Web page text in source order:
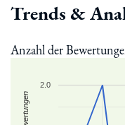
Trends &
Anzahl der
2.0